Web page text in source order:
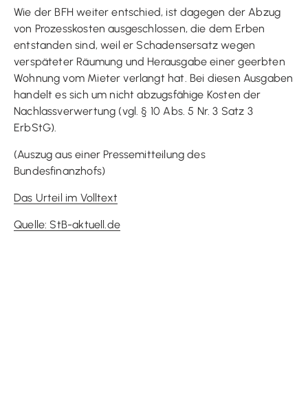
Wie der BFH weiter entschied, ist dagegen der Abzug
von Prozesskosten ausgeschlossen, die dem Erben
entstanden sind, weil er Schadensersatz wegen
verspäteter Räumung und Herausgabe einer geerbten
Wohnung vom Mieter verlangt hat. Bei diesen Ausgaben
handelt es sich um nicht abzugsfähige Kosten der
Nachlassverwertung (vgl. § 10 Abs. 5 Nr. 3 Satz 3
ErbStG).
(Auszug aus einer Pressemitteilung des
Bundesfinanzhofs)
Das Urteil im Volltext
Quelle: StB-aktuell.de